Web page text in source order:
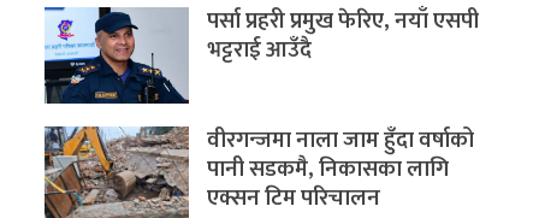
पर्सा प्रहरी प्रमुख फेरिए, नयाँ एसपी
भट्टराई आउँदै
वीरगन्जमा नाला जाम हुँदा वर्षाको
पानी सडकमै, निकासका लागि
एक्सन टिम परिचालन